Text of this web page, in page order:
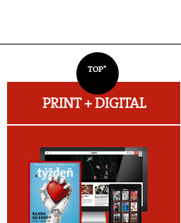
TOP*
PRINT + DIGITAL